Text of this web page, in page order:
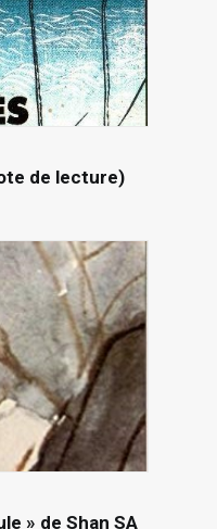
de lecture)
» de Shan SA